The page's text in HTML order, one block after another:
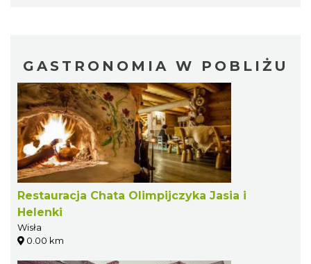
GASTRONOMIA W POBLIŻU
Restauracja Chata Olimpijczyka Jasia i
Helenki
Wisła
0.00 km